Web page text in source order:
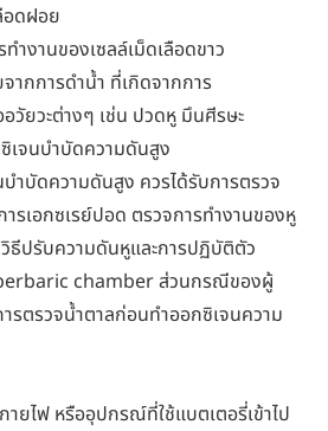
อดฝอย
ำงานของเซลล์เม็ดเลือดขาว
ากการดำน้ำ ที่เกิดจากการ
วัยวะต่างๆ เช่น ปวดหู มึนศีรษะ
เจนบำบัดความดันสูง
ำบัดความดันสูง ควรได้รับการตรวจ
รเอกซเรย์ปอด ตรวจการทำงานของหู
ธีปรับความดันหูและการปฏิบัติตัว
chamber ส่วนกรณีของผู้
รตรวจน้ำตาลก่อนทำออกซิเจนความ
ายไฟ หรืออุปกรณ์ที่ใช้แบตเตอรี่เข้าไป